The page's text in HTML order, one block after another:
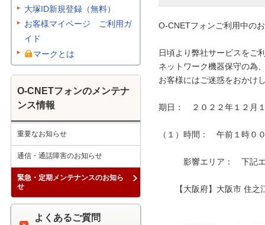
O-CNETフォンご利用中の
日頃より弊社サービスをご
ネットワーク機器保守の為
お客様にはご迷惑をおかけ
期日：　２０２２年１２月
（１）時間：　午前１時０
影響エリア：　下記エ
【大阪府】大阪市 住之
大塚ID新規登録（無料）
お客様マイページ ご利用ガ
イド
マークとは
O-CNETフォンのメンテナ
ンス情報
重要なお知らせ
通信・通話障害のお知らせ
緊急・定期メンテナンスのお知ら
せ
よくあるご質問